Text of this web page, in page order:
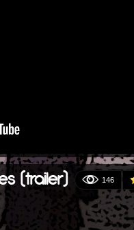
(trailer) 146